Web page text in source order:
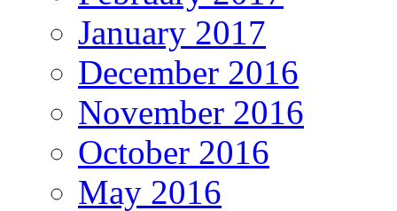
January 2017
December 2016
November 2016
October 2016
May 2016